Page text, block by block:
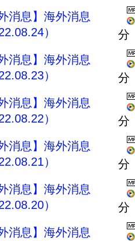
消息】海外消息
）
分
消息】海外消息
）
分
消息】海外消息
）
分
消息】海外消息
）
分
消息】海外消息
）
分
消息】海外消息